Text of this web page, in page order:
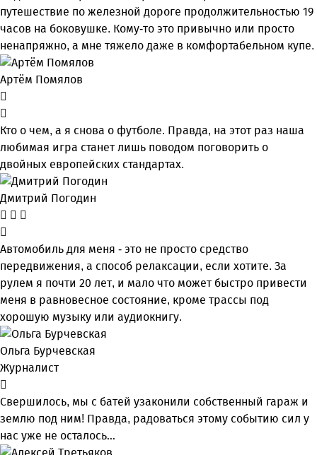
путешествие по железной дороге продолжительностью 19
часов на боковушке. Кому-то это привычно или просто
ненапряжно, а мне тяжело даже в комфортабельном купе.
Артём Помялов
Кто о чем, а я снова о футболе. Правда, на этот раз наша
любимая игра станет лишь поводом поговорить о
двойных европейских стандартах.
Дмитрий Погодин
Автомобиль для меня - это не просто средство
передвижения, а способ релаксации, если хотите. За
рулем я почти 20 лет, и мало что может быстро привести
меня в равновесное состояние, кроме трассы под
хорошую музыку или аудиокнигу.
Ольга Бурчевская
Журналист
Свершилось, мы с батей узаконили собственный гараж и
землю под ним! Правда, радоваться этому событию сил у
нас уже не осталось…